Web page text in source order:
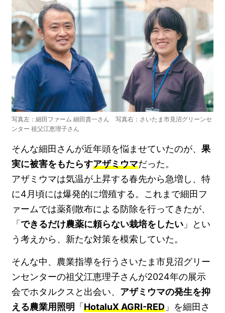
写真左：細田ファーム 細田貴一さん 写真右：さいたま市見沼グリーンセ
ンター 祖父江恵理子さん
そんな細田さんが近年頭を悩ませていたのが、果
実に被害をもたらすアザミウマだった。
アザミウマは気温が上昇する春先から急増し、特
に4月頃には爆発的に増殖する。これまで細田フ
ァームでは薬剤散布による防除を行ってきたが、
「 できるだけ農薬に頼らない栽培をしたい 」とい
う考えから、新たな対策を模索していた。
そんな中、農業指導を行うさいたま市見沼グリー
ンセンターの祖父江恵理子さんが2024年の展示
会でホタルクスと出会い、 アザミウマの発生を抑
える農業用照明
「HotaluX AGRI-RED 」を細田さ